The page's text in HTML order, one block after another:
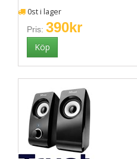
0st i lager
Pris: 390kr